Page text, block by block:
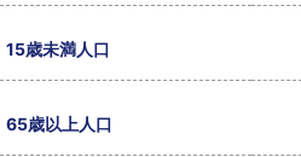
15歳未満人口
65歳以上人口